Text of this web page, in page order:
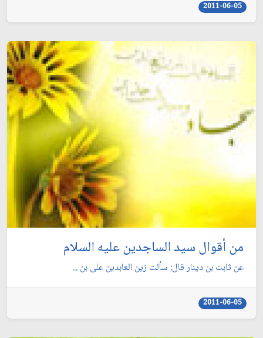
2011-06-05
من أقوال سيد الساجدين عليه السلام
عن ثابت بن دينار قال: سألت زين العابدين على بن ...
2011-06-05